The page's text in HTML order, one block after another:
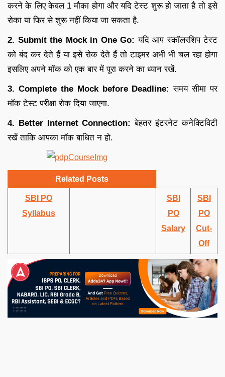
करने के लिए केवल 1 मौका होगा और यदि टेस्ट शुरू हो जाता है तो इसे
रोका या फिर से शुरू नहीं किया जा सकता है.
2. Submit the Mock in One Go: यदि आप स्कॉलरशिप टेस्ट
को बंद कर देते हैं या इसे रोक देते हैं तो टाइमर अभी भी चल रहा होगा
इसलिए अपने मॉक को एक बार में पूरा करने का ध्यान रखें.
3. Complete the Mock before Deadline: समय सीमा पर
मॉक टेस्ट परीक्षा रोक दिया जाएगा.
4. Better Internet Connection:बेहतर इंटरनेट कनेक्टिविटी
रखें ताकि आपका मॉक बाधित न हो.
Related Posts
SBI PO
Syllabus
SBI
PO
Salary
SBI
PO
Cut-
Off